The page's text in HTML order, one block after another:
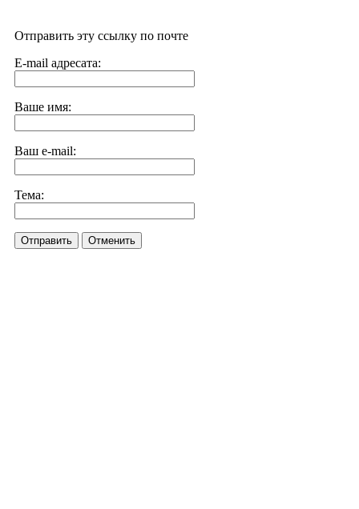
Отправить эту ссылку по почте
E-mail адресата:
Ваше имя:
Ваш e-mail:
Тема:
Отправить Отменить